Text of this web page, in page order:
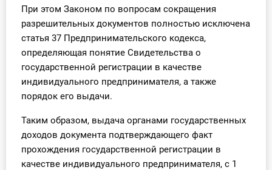
О Системе
Обучение
При этом Законом по вопросам сокращения
разрешительных документов полностью исключена
статья 37 Предпринимательского кодекса,
определяющая понятие Свидетельства о
государственной регистрации в качестве
индивидуального предпринимателя, а также
порядок его выдачи.
Таким образом, выдача органами государственных
доходов документа подтверждающего факт
прохождения государственной регистрации в
качестве индивидуального предпринимателя, с 1